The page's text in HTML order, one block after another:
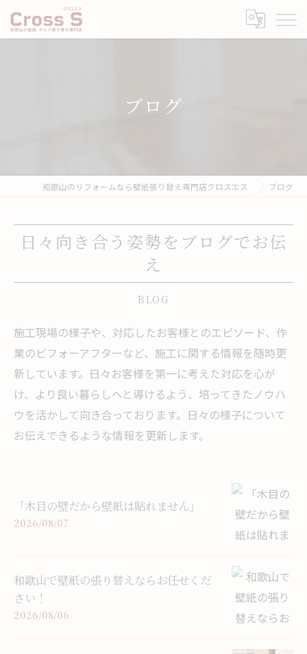
ブログ
和歌山のリフォームなら壁紙張り替え専門店クロスエス ブログ
日々向き合う姿勢をブログでお伝
え
BLOG
施工現場の様子や、対応したお客様とのエピソード、作
業のビフォーアフターなど、施工に関する情報を随時更
新しています。日々お客様を第一に考えた対応を心が
け、より良い暮らしへと導けるよう、培ってきたノウハ
ウを活かして向き合っております。日々の様子について
お伝えできるような情報を更新します。
「木目の壁だから壁紙は貼れません」
2026/08/07
和歌山で壁紙の張り替えならお任せくだ
さい！
2026/08/06